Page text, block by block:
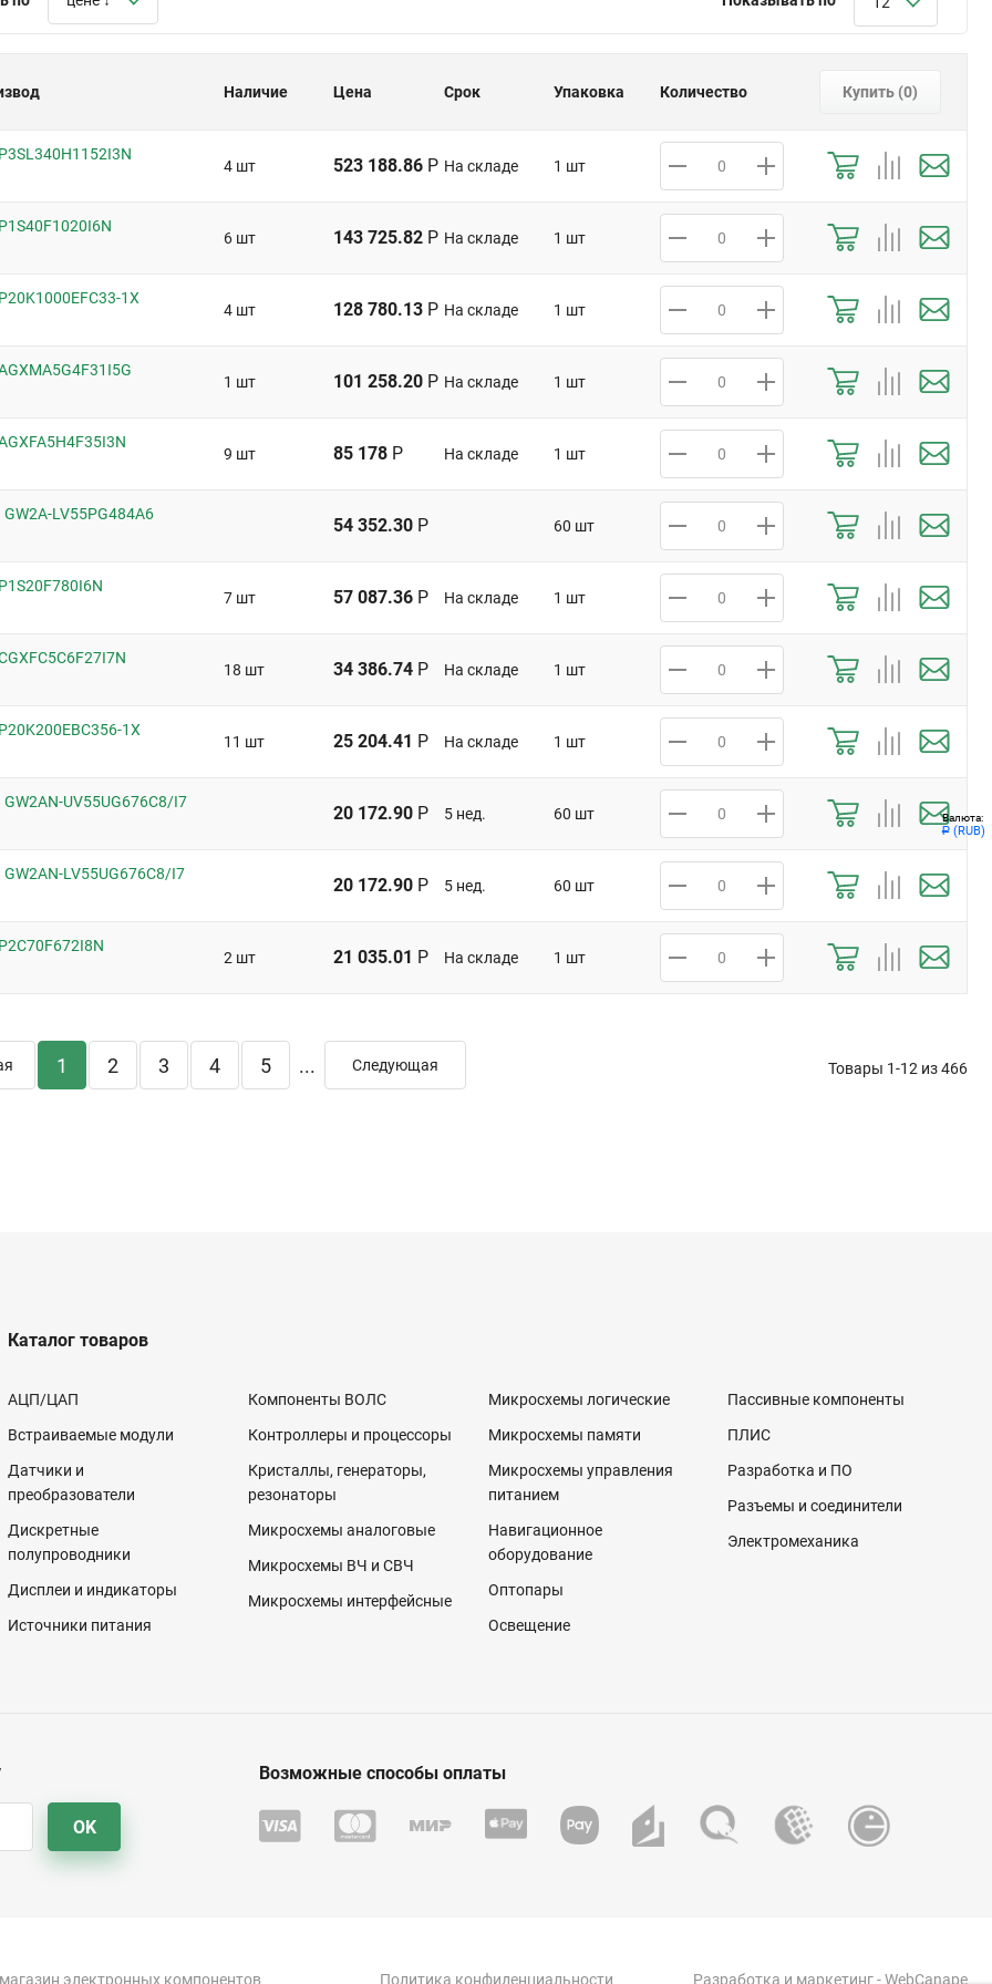
Валюта:
Р (RUB)
Наличие Цена Срок Упаковка Количество Купить (0)
4 шт 523 188.86 Р На складе 1 шт
6 шт 143 725.82 Р На складе 1 шт
1X
4 шт 128 780.13 Р На складе 1 шт
1 шт 101 258.20 Р На складе 1 шт
9 шт 85 178 Р На складе 1 шт
GW2A-LV55PG484A6
54 352.30 Р 60 шт
7 шт 57 087.36 Р На складе 1 шт
18 шт 34 386.74 Р На складе 1 шт
1X
11 шт 25 204.41 Р На складе 1 шт
GW2AN-UV55UG676C8/I7
20 172.90 Р 5 нед. 60 шт
GW2AN-LV55UG676C8/I7
20 172.90 Р 5 нед. 60 шт
2 шт 21 035.01 Р На складе 1 шт
1 2 3 4 5 ... Следующая Товары 1-12 из466
Каталог товаров
АЦП/ЦАП
Встраиваемые модули
Датчики и
преобразователи
Дискретные
полупроводники
Дисплеи и индикаторы
Источники питания
Компоненты ВОЛС
Контроллеры и процессоры
Кристаллы, генераторы,
резонаторы
Микросхемы аналоговые
Микросхемы ВЧ и СВЧ
Микросхемы интерфейсные
Микросхемы логические
Микросхемы памяти
Микросхемы управления
питанием
Навигационное
оборудование
Оптопары
Освещение
Пассивные компоненты
ПЛИС
Разработка и ПО
Разъемы и соединители
Электромеханика
OK
Возможные способы оплаты
электронных компонентов Политика конфиденциальности Разработка и маркетинг- WebCanape